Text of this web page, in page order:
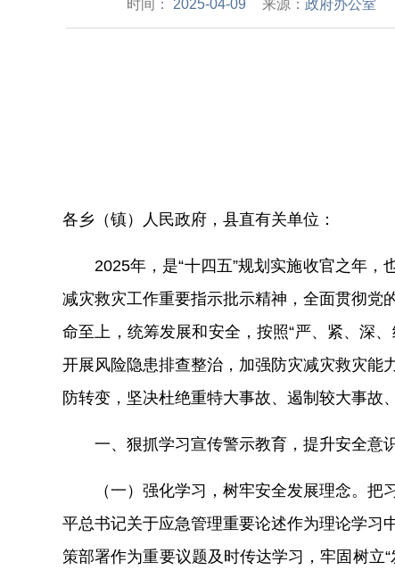
时间： 2025-04-09 来源：政府办公室
各乡（镇） 人民政府， 县直有关单位 ：
2025年，是“十四五”规划实施收官之年，
减灾救灾工作重要指示批示精神， 全面贯彻党
命至上， 统筹发展和安全，按照“严、紧、深
开展风险隐患排查整治，加强防灾减灾救灾能
防转变，坚决杜绝重特大事故、遏制较大事故
一、狠抓学习宣传警示教育， 提升安全意
（一）强化学习， 树牢安全发展理念。 把
平总书记关于应急管理重要论述作为理论学习
策部署作为重要议题及时传达学习，牢固树立“